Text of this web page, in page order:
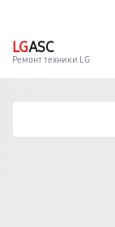
LGASC
Ремонт техники LG